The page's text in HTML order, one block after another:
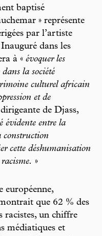
baptisé
» représente
par l’artiste
dans les
à « évoquer les
la société
culturel africain
et de
de Djass,
entre la
construction
cette déshumanisation
»
européenne,
que 62 % des
racistes, un chiffre
médiatiques et